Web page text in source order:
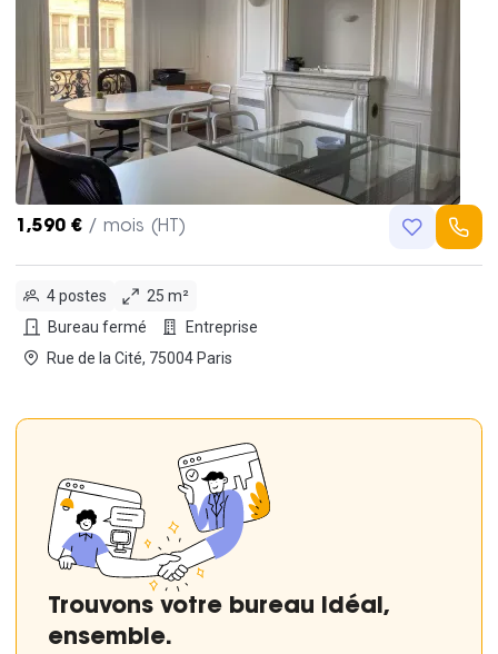
1,590 € / mois (HT)
4 postes
25 m²
Bureau fermé
Entreprise
Rue de la Cité, 75004 Paris
Trouvons votre bureau idéal,
ensemble.